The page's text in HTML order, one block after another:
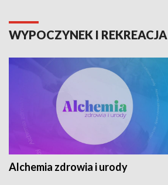
WYPOCZYNEK I REKREACJA
Alchemia zdrowia i urody